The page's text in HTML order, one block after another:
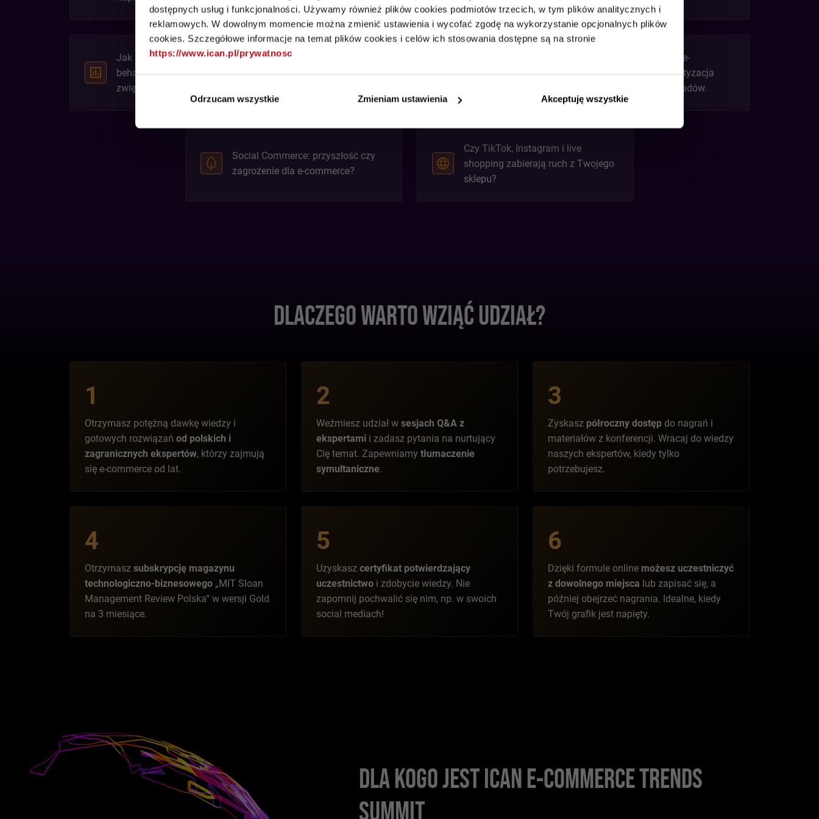
dostępnych usług i funkcjonalności. Używamy również plików cookies podmiotów trzecich, w tym plików analitycznych i
reklamowych. W dowolnym momencie można zmienić ustawienia i wycofać zgodę na wykorzystanie opcjonalnych plików
cookies. Szczegółowe informacje na temat plików cookies i celów ich stosowania dostępne są na stronie
https://www.ican.pl/prywatnosc
Odrzucam wszystkie Zmieniam ustawienia Akceptuję wszystkie
Jak wykorzystać dane
behawioralne i predykcyjne do
zwiększania konwersji?
czy pole minowe? Co działa na
Jak generować leady w e-
commerce B2B: automatyzacja
prospectingu, scoring leadów.
Social Commerce: przyszłość czy
zagrożenie dla e-commerce?
Czy TikTok, Instagram i live
shopping zabierają ruch z Twojego
sklepu?
DLACZEGO WARTO WZIĄĆ UDZIAŁ?
1
Otrzymasz potężną dawkę wiedzy i
gotowych rozwiązańod polskich i
zagranicznych ekspertów, którzy zajmują
się e-commerce od lat.
2
Weźmiesz udział w sesjach Q&A z
ekspertami i zadasz pytania na nurtujący
Cię temat. Zapewniamy tłumaczenie
symultaniczne.
3
Zyskasz półroczny dostępdo nagrań i
materiałów z konferencji. Wracaj do wiedzy
naszych ekspertów, kiedy tylko
potrzebujesz.
4
Otrzymaszsubskrypcję magazynu
technologiczno-biznesowego „MIT Sloan
Management Review Polska” w wersji Gold
na 3 miesiące.
5
Uzyskasz certyfikat potwierdzający
uczestnictwo i zdobycie wiedzy. Nie
zapomnij pochwalić się nim, np. w swoich
social mediach!
6
Dzięki formule online możesz uczestniczyć
z dowolnego miejsca lub zapisać się, a
później obejrzeć nagrania. Idealne, kiedy
Twój grafik jest napięty.
DLA KOGO JEST ICAN E-COMMERCE TRENDS
SUMMIT